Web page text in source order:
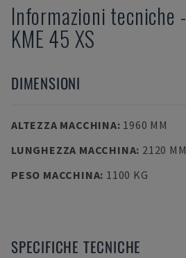
Informazioni tecniche -
KME 45 XS
DIMENSIONI
ALTEZZA MACCHINA: 1960 MM
LUNGHEZZA MACCHINA: 2120 MM
PESO MACCHINA: 1100 KG
SPECIFICHE TECNICHE